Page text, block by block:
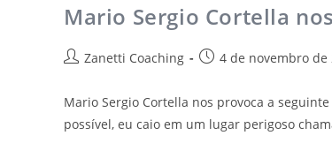
Mario Sergio Cortella
Zanetti Coaching 4 de novembro de
Mario Sergio Cortella nos provoca a
possível, eu caio em um lugar perigoso